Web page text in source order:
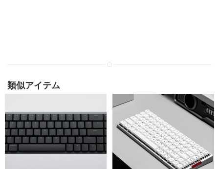
類似アイテム